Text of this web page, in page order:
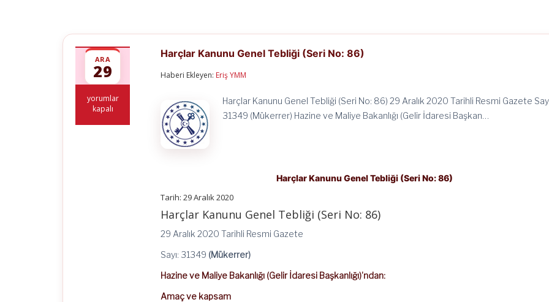
ARA
29
Harçlar
Kanunu
yorumlar
kapalı
Harçlar Kanunu Genel Tebliği (Seri No: 86)
Haberi Ekleyen: Eriş YMM
Harçlar Kanunu Genel Tebliği (Seri No: 86) 29 Aralık 2020 Tarihli Resmi Gazete
31349 (Mükerrer) Hazine ve Maliye Bakanlığı (Gelir İdaresi Başkan…
Harçlar Kanunu Genel Tebliği (Seri No: 86)
Tarih: 29 Aralık 2020
Harçlar Kanunu Genel Tebliği (Seri No: 86)
29 Aralık 2020 Tarihli Resmi Gazete
Sayı: 31349 (Mükerrer)
Hazine ve Maliye Bakanlığı (Gelir İdaresi Başkanlığı)’ndan:
Amaç ve kapsam